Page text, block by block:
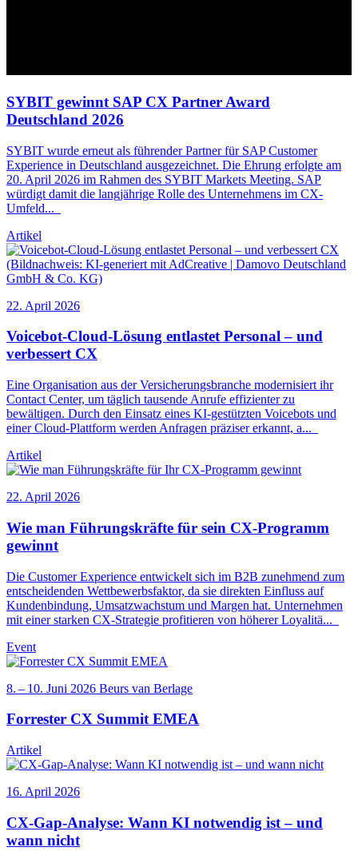
SYBIT gewinnt SAP CX Partner Award
Deutschland 2026
SYBIT wurde erneut als führender Partner für SAP Customer
Experience in Deutschland ausgezeichnet. Die Ehrung erfolgte am
20. April 2026 im Rahmen des SYBIT Markets Meeting. SAP
würdigt damit die langjährige Rolle des Unternehmens im CX-
Umfeld...
Artikel
22. April 2026
Voicebot-Cloud-Lösung entlastet Personal – und
verbessert CX
Eine Organisation aus der Versicherungsbranche modernisiert ihr
Contact Center, um täglich tausende Anrufe effizienter zu
bewältigen. Durch den Einsatz eines KI-gestützten Voicebots und
einer Cloud-Plattform werden Anfragen präziser erkannt, a...
Artikel
22. April 2026
Wie man Führungskräfte für sein CX-Programm
gewinnt
Die Customer Experience entwickelt sich im B2B zunehmend zum
entscheidenden Wettbewerbsfaktor, da sie direkten Einfluss auf
Kundenbindung, Umsatzwachstum und Margen hat. Unternehmen
mit einer starken CX-Strategie profitieren von höherer Loyalitä...
Event
8. – 10. Juni 2026 Beurs van Berlage
Forrester CX Summit EMEA
Artikel
16. April 2026
CX-Gap-Analyse: Wann KI notwendig ist – und
wann nicht